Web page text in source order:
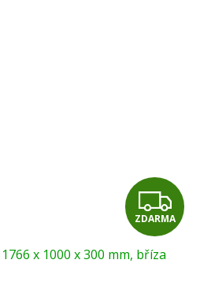
Z
D
ZDARMA
x 1000 x 300 mm, bříza